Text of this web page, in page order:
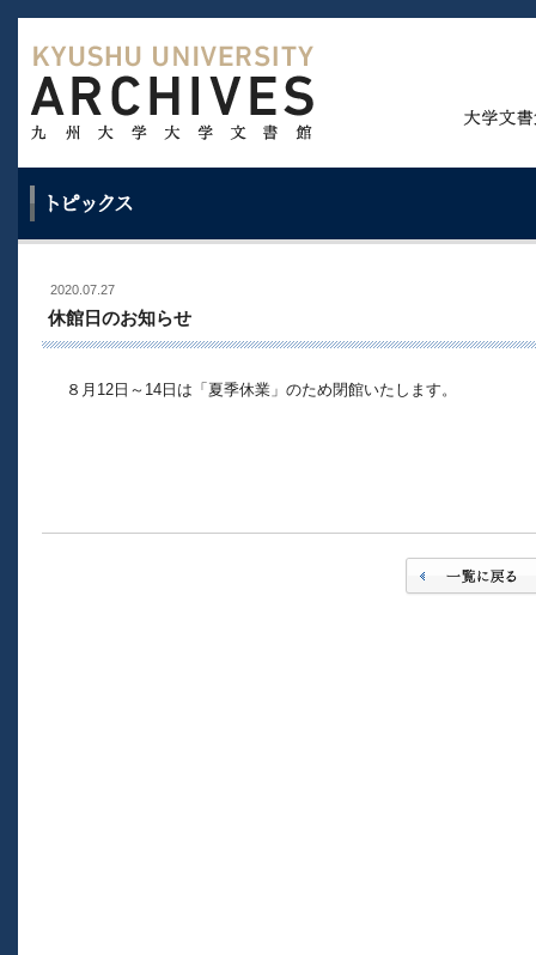
2020.07.27
休館日のお知らせ
８月12日～14日は「夏季休業」のため閉館いたします。